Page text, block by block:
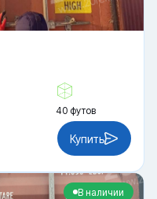
40 футов
Купить
В наличии